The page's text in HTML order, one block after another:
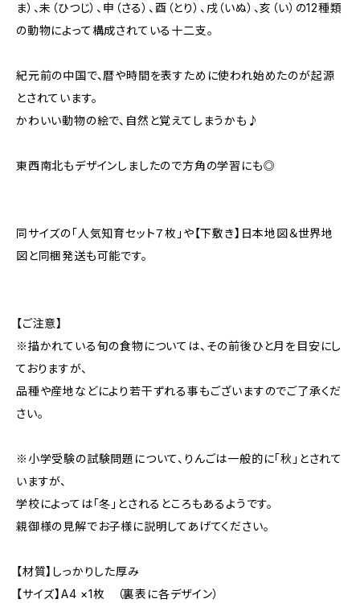
ま）、未（ひつじ）、申（さる）、酉（とり）、戌（いぬ）、亥（い）の12種類
の動物によって構成されている十二支。
紀元前の中国で、暦や時間を表すために使われ始めたのが起源
とされています。
かわいい動物の絵で、自然と覚えてしまうかも♪
東西南北もデザインしましたので方角の学習にも◎
同サイズの「人気知育セット７枚」や【下敷き】日本地図＆世界地
図と同梱発送も可能です。
【ご注意】
※描かれている旬の食物については、その前後ひと月を目安にし
ておりますが、
品種や産地などにより若干ずれる事もございますのでご了承くだ
さい。
※小学受験の試験問題について、りんごは一般的に「秋」とされて
いますが、
学校によっては「冬」とされるところもあるようです。
親御様の見解でお子様に説明してあげてください。
【材質】しっかりした厚み
【サイズ】A4 ×1枚 （裏表に各デザイン）